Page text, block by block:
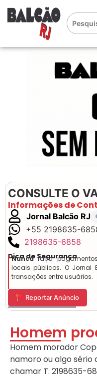
CONSULTE O
Informações de
Jornal Balcão RJ
+55 2198635-
2198635-6858
Dica de Segurança
Nuncafaça pagamentos
locais públicos. O Jornal
transações entre usuários.
🚩 Reportar Anúncio
Homem
Homem morador
namoro ou algo
chamar T. 2198635-